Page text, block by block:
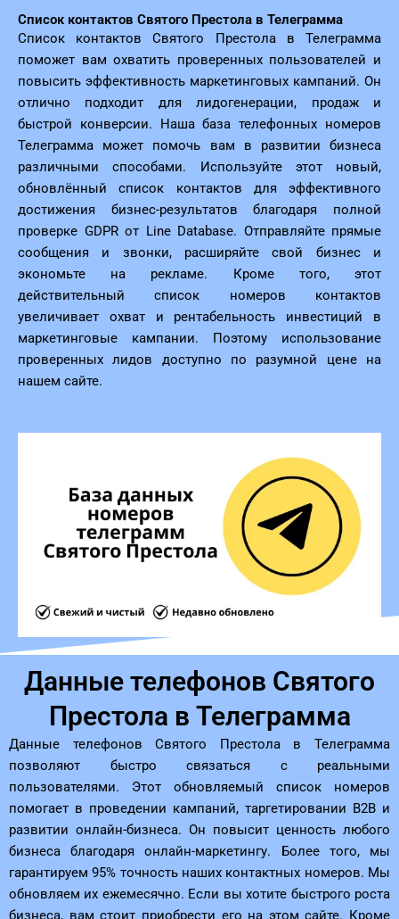
Список контактов Святого Престола в Телеграмма
Список контактов Святого Престола в Телеграмма
поможет вам охватить проверенных пользователей и
повысить эффективность маркетинговых кампаний. Он
отлично подходит для лидогенерации, продаж и
быстрой конверсии. Наша база телефонных номеров
Телеграмма может помочь вам в развитии бизнеса
различными способами. Используйте этот новый,
обновлённый список контактов для эффективного
достижения бизнес-результатов благодаря полной
проверке GDPR от Line Database. Отправляйте прямые
сообщения и звонки, расширяйте свой бизнес и
экономьте на рекламе. Кроме того, этот
действительный список номеров контактов
увеличивает охват и рентабельность инвестиций в
маркетинговые кампании. Поэтому использование
проверенных лидов доступно по разумной цене на
нашем сайте.
Данные телефонов Святого
Престола в Телеграмма
Данные телефонов Святого Престола в Телеграмма
позволяют быстро связаться с реальными
пользователями. Этот обновляемый список номеров
помогает в проведении кампаний, таргетировании B2B и
развитии онлайн-бизнеса. Он повысит ценность любого
бизнеса благодаря онлайн-маркетингу. Более того, мы
гарантируем 95% точность наших контактных номеров. Мы
обновляем их ежемесячно. Если вы хотите быстрого роста